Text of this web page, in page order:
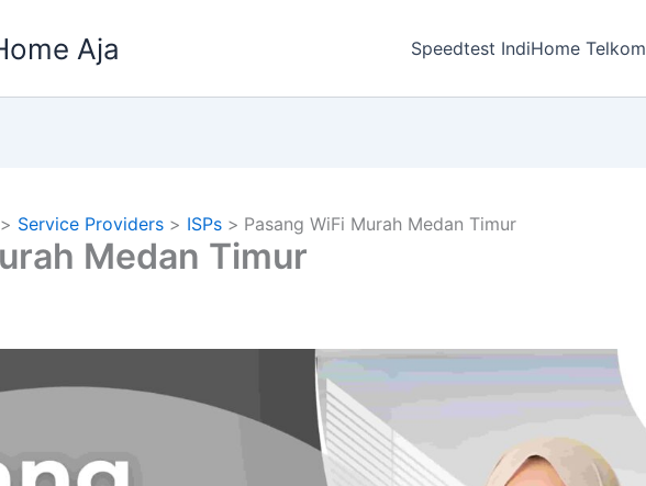
Aja Speedtest IndiHome Telkom
Service Providers ISPs Pasang WiFi Murah Medan Timur
Medan Timur